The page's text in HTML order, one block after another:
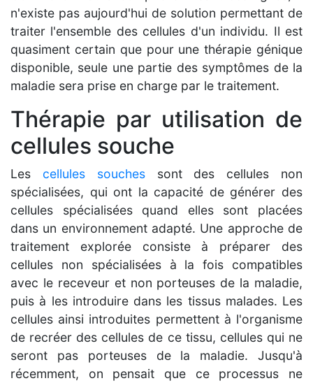
n'existe pas aujourd'hui de solution permettant de
traiter l'ensemble des cellules d'un individu. Il est
quasiment certain que pour une thérapie génique
disponible, seule une partie des symptômes de la
maladie sera prise en charge par le traitement.
Thérapie par utilisation de
cellules souche
Les cellules souchessont des cellules non
spécialisées, qui ont la capacité de générer des
cellules spécialisées quand elles sont placées
dans un environnement adapté. Une approche de
traitement explorée consiste à préparer des
cellules non spécialisées à la fois compatibles
avec le receveur et non porteuses de la maladie,
puis à les introduire dans les tissus malades. Les
cellules ainsi introduites permettent à l'organisme
de recréer des cellules de ce tissu, cellules qui ne
seront pas porteuses de la maladie. Jusqu'à
récemment, on pensait que ce processus ne